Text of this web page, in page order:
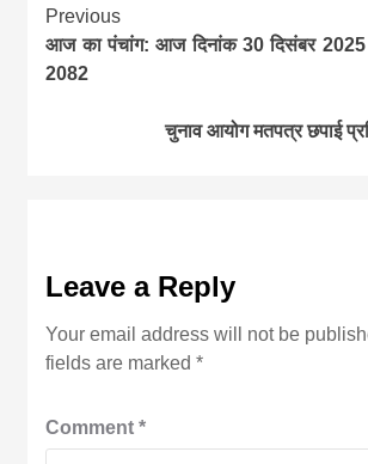
Continue
Reading
Previous
आज का पंचांग: आज दिनांक 30 दिसंबर
2082
चुनाव आयोग मतपत्र छपाई
Leave a Reply
Your email address will not be
fields are marked*
Comment*